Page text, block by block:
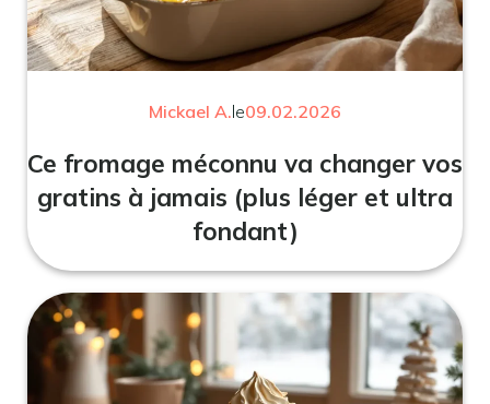
Mickael A.le09.02.2026
Ce fromage méconnu va changer vos
gratins à jamais (plus léger et ultra
fondant)